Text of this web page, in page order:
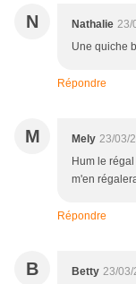
N Nathalie 23/
Une quiche
Répondre
M Mely 23/03/
Hum le
m'en
Répondre
B Betty 23/03/